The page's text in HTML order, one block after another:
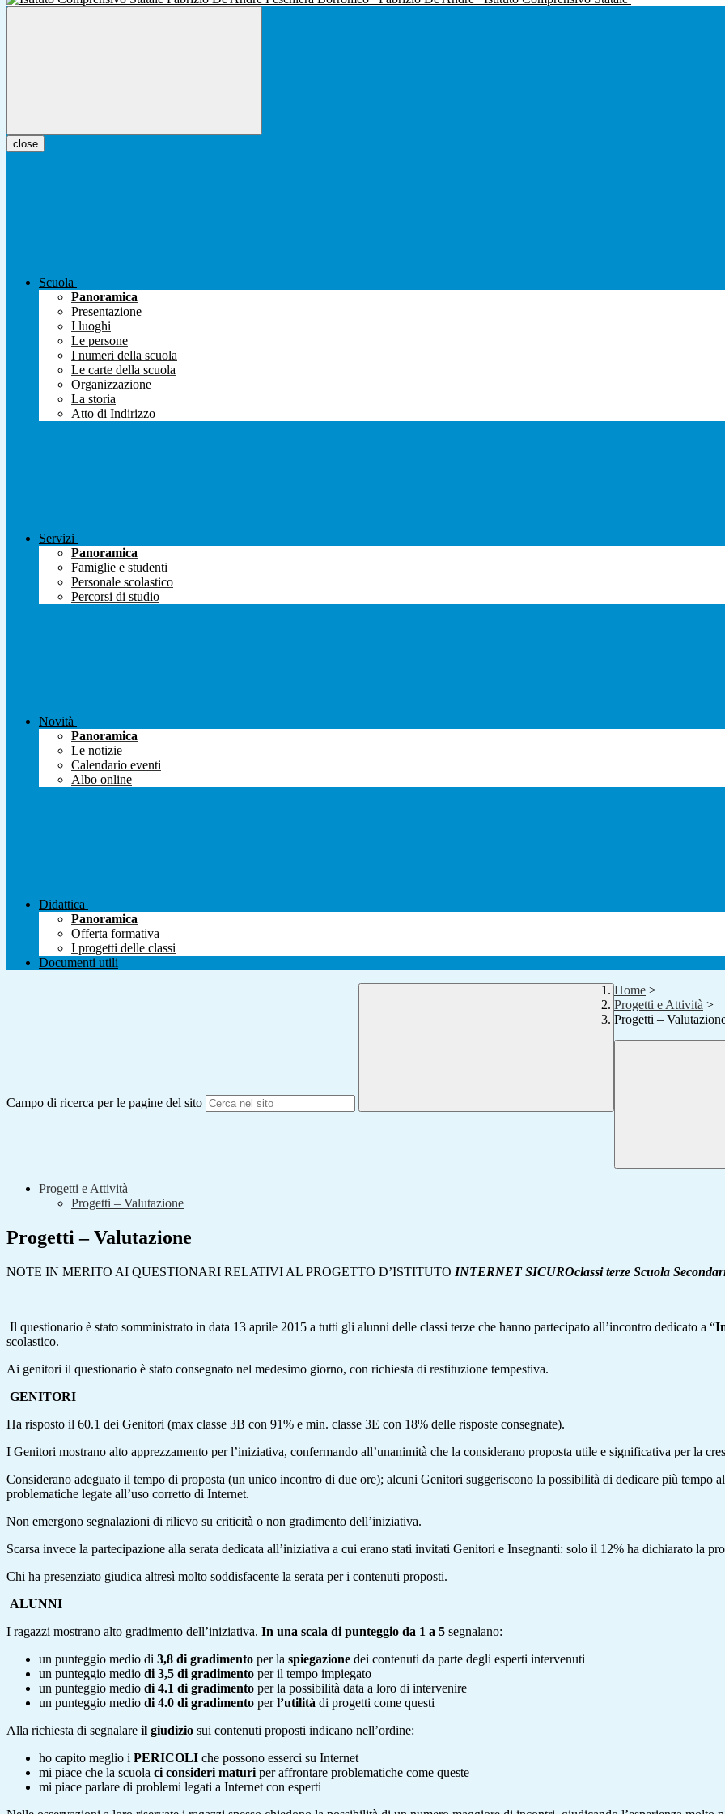
close
Scuola
Panoramica
Presentazione
I luoghi
Le persone
I numeri della scuola
Le carte della scuola
Organizzazione
La storia
Atto di Indirizzo
Servizi
Panoramica
Famiglie e studenti
Personale scolastico
Percorsi di studio
Novità
Panoramica
Le notizie
Calendario eventi
Albo online
Didattica
Panoramica
Offerta formativa
I progetti delle classi
Documenti utili
Campo di ricerca per le pagine del sito
Home >
Progetti e Attività >
Progetti –
Progetti e Attività
Progetti – Valutazione
Progetti – Valutazione
NOTE IN MERITO AI QUESTIONARI RELATIVI AL PROGETTO D’ISTITUTO INTERNET SICUROclassi terze Scuola
Il questionario è stato somministrato in data 13 aprile 2015 a tutti gli alunni delle classi terze che hanno partecipato all’incontro dedicato a “
scolastico.
Ai genitori il questionario è stato consegnato nel medesimo giorno, con richiesta di restituzione tempestiva.
GENITORI
Ha risposto il 60.1 dei Genitori (max classe 3B con 91% e min. classe 3E con 18% delle risposte consegnate).
I Genitori mostrano alto apprezzamento per l’iniziativa, confermando all’unanimità che la considerano proposta utile e significativa per la
Considerano adeguato il tempo di proposta (un unico incontro di due ore); alcuni Genitori suggeriscono la possibilità di dedicare più tempo
problematiche legate all’uso corretto di Internet.
Non emergono segnalazioni di rilievo su criticità o non gradimento dell’iniziativa.
Scarsa invece la partecipazione alla serata dedicata all’iniziativa a cui erano stati invitati Genitori e Insegnanti: solo il 12% ha dichiarato la
Chi ha presenziato giudica altresì molto soddisfacente la serata per i contenuti proposti.
ALUNNI
I ragazzi mostrano alto gradimento dell’iniziativa. In una scala di punteggio da 1 a 5 segnalano:
un punteggio medio di 3,8 di gradimento per la spiegazione dei contenuti da parte degli esperti intervenuti
un punteggio medio di 3,5 di gradimento per il tempo impiegato
un punteggio medio di 4.1 di gradimento per la possibilità data a loro di intervenire
un punteggio medio di 4.0 di gradimento perl’utilità di progetti come questi
Alla richiesta di segnalare il giudizio sui contenuti proposti indicano nell’ordine:
ho capito meglio i PERICOLI che possono esserci su Internet
mi piace che la scuola ci consideri maturi per affrontare problematiche come queste
mi piace parlare di problemi legati a Internet con esperti